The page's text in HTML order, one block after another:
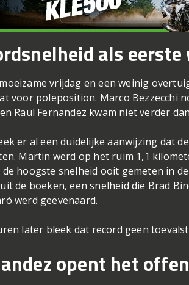
als
vrijdag en een weinig
voor poleposition. Marco Bezzecchi
Raul Fernandez kwam niet verder
er al een duidelijke aanwijzing dat
Martin werd op het ruim 1,1
hoogste snelheid ooit gemeten in
de boeken, een snelheid die Brad
werd geëvenaard.
later bleek dat record geen
opent het